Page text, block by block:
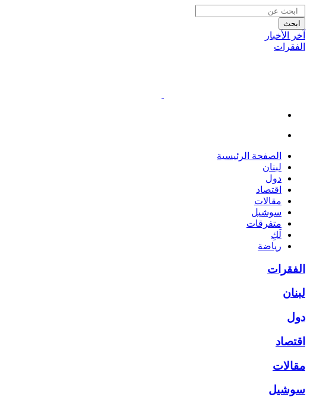
ابحث
آخر الأخبار
الفقرات
الصفحة الرئيسية
لبنان
دول
اقتصاد
مقالات
سوشيل
متفرقات
لَكِ
رياضة
الفقرات
لبنان
دول
اقتصاد
مقالات
سوشيل